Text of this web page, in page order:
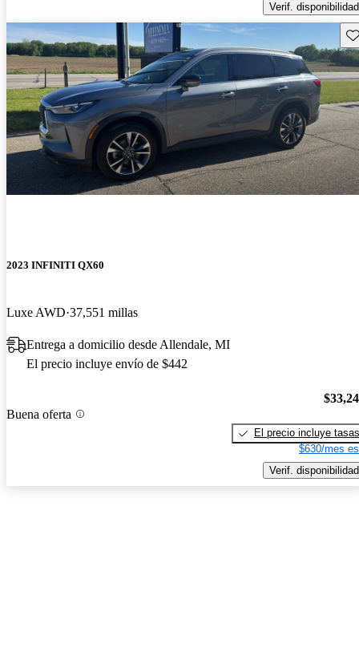
Verif. disponibilidad
2023 INFINITI QX60
Luxe AWD 37,551 millas
Entrega a domicilio desde Allendale, MI
El precio incluye envío de $442
Buena oferta
El precio incluye tasas
$630/mes
Verif. disponibilidad